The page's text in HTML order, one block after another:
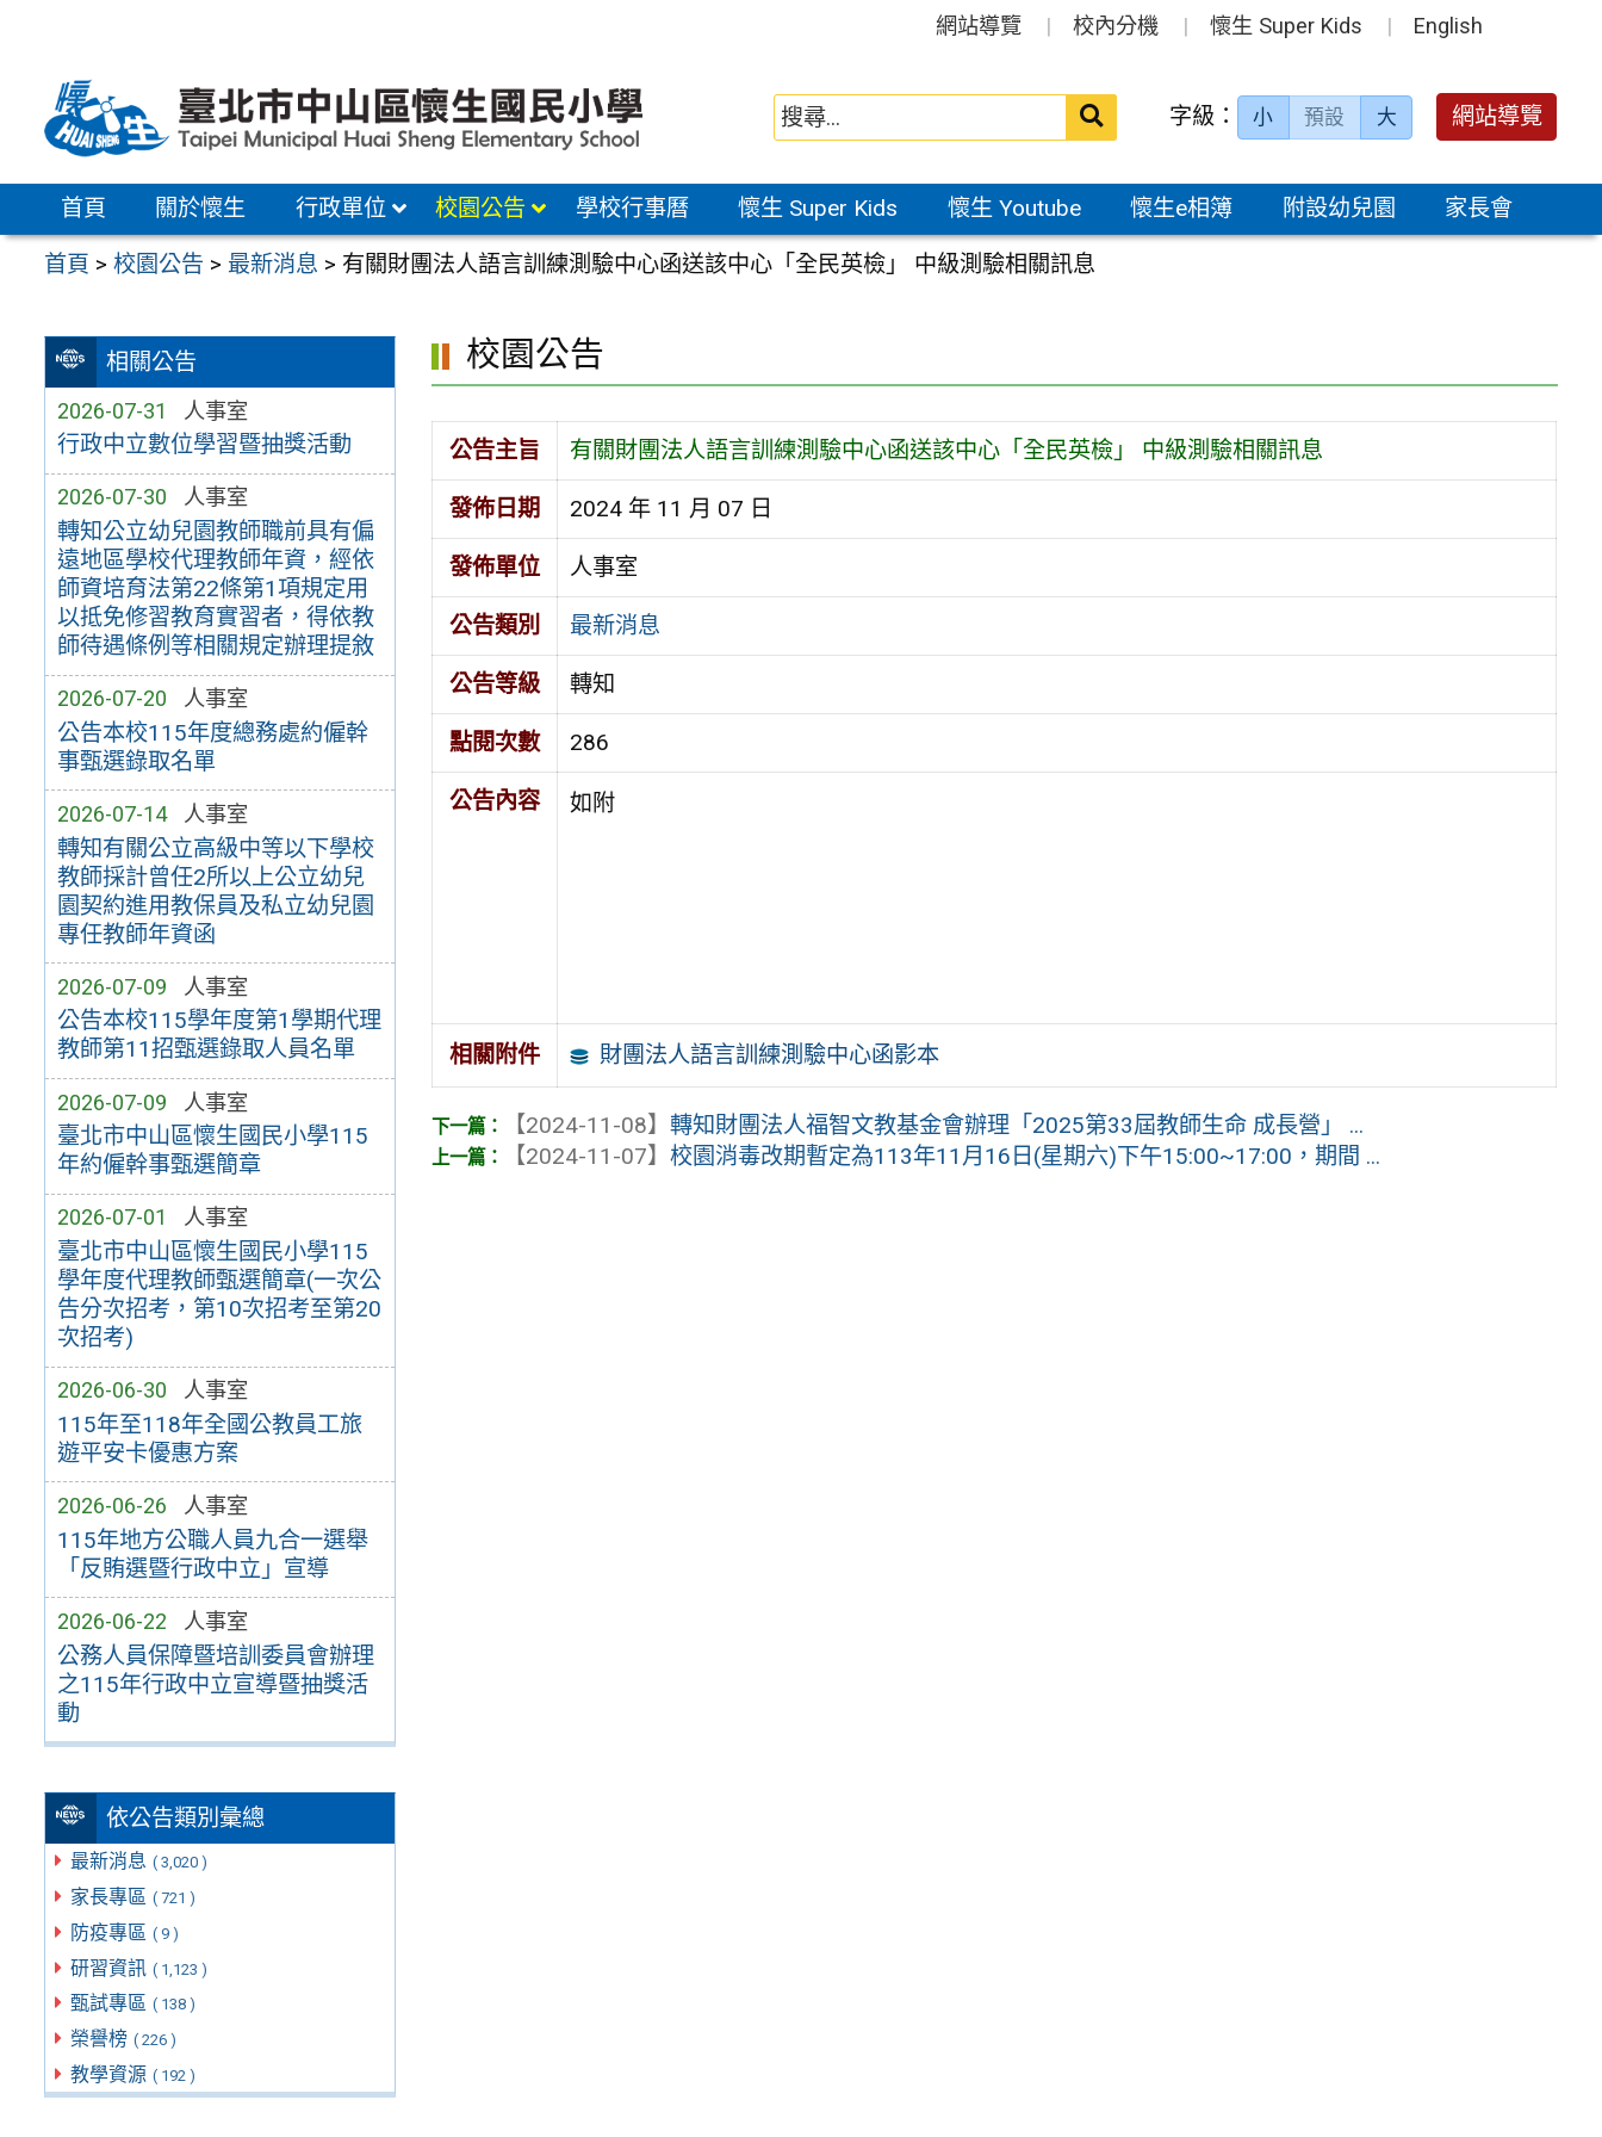
區
網站導覽 校內分機 懷生 Super Kids English
送出 字級： 小 預設 大 網站導覽
首頁 關於懷生 行政單位 校園公告 學校行事曆 懷生 Super Kids 懷生 Youtube 懷生e相簿 附設幼兒園 家長會
首頁 >校園公告 > 最新消息 > 有關財團法人語言訓練測驗中心函送該中心「全民英檢」 中級測驗相關訊息
相關公告
2026-07-31 人事室
行政中立數位學習暨抽獎活動
2026-07-30 人事室
轉知公立幼兒園教師職前具有偏
遠地區學校代理教師年資，經依
師資培育法第22條第1項規定用
以抵免修習教育實習者，得依教
師待遇條例等相關規定辦理提敘
2026-07-20 人事室
公告本校115年度總務處約僱幹
事甄選錄取名單
2026-07-14 人事室
轉知有關公立高級中等以下學校
教師採計曾任2所以上公立幼兒
園契約進用教保員及私立幼兒園
專任教師年資函
2026-07-09 人事室
公告本校115學年度第1學期代理
教師第11招甄選錄取人員名單
2026-07-09 人事室
臺北市中山區懷生國民小學115
年約僱幹事甄選簡章
2026-07-01 人事室
臺北市中山區懷生國民小學115
學年度代理教師甄選簡章(一次公
告分次招考，第10次招考至第20
次招考)
2026-06-30 人事室
115年至118年全國公教員工旅
遊平安卡優惠方案
2026-06-26 人事室
115年地方公職人員九合一選舉
「反賄選暨行政中立」宣導
2026-06-22 人事室
公務人員保障暨培訓委員會辦理
之115年行政中立宣導暨抽獎活
動
依公告類別彙總
最新消息 ( 3,020 )
家長專區 ( 721 )
防疫專區 ( 9 )
研習資訊 ( 1,123 )
甄試專區 ( 138 )
榮譽榜 ( 226 )
教學資源 ( 192 )
校園公告
公告主旨 有關財團法人語言訓練測驗中心函送該中心「全民英檢」 中級測驗相關訊息
發佈日期 2024 年 11 月 07 日
發佈單位 人事室
公告類別 最新消息
公告等級 轉知
點閱次數 286
公告內容 如附
相關附件 財團法人語言訓練測驗中心函影本
【2024-11-08】轉知財團法人福智文教基金會辦理「2025第33屆教師生命 成長營」 ...
【2024-11-07】校園消毒改期暫定為113年11月16日(星期六)下午15:00~17:00，期間 ...